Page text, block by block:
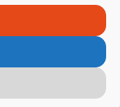
confidentialité